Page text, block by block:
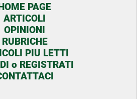
PAGE
ARTICOLI
OPINIONI
RUBRICHE
PIU LETTI
o REGISTRATI